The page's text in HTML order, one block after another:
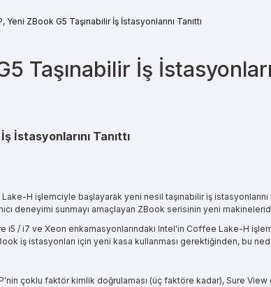
Yeni ZBook G5 Taşınabilir İş İstasyonlarını Tanıttı
Taşınabilir İş
İstasyonlarını Tanıttı
H işlemciyle başlayarak yeni nesil taşınabilir iş
deneyimi sunmayı amaçlayan ZBook serisinin yeni
i5 / i7 ve Xeon enkarnasyonlarındaki Intel'in Coffee Lake-H
iş istasyonları için yeni kasa kullanması gerektiğinden, bu
çoklu faktör kimlik doğrulaması (üç faktöre kadar), Sure